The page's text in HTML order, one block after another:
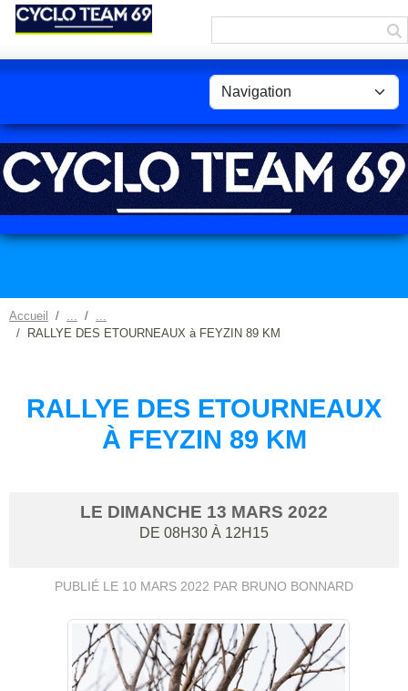
Accueil
RALLYE DES ETOURNEAUX à FEYZIN 89 KM
RALLYE DES ETOURNEAUX
À FEYZIN 89 KM
LE DIMANCHE 13 MARS 2022
DE 08H30 À 12H15
PUBLIÉ LE 10 MARS 2022 PAR BRUNO BONNARD
Panneau de gestion des cookies